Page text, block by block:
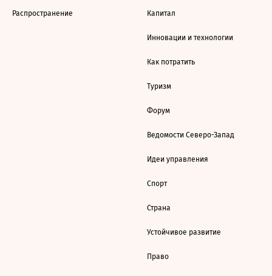
Распространение Капитал
Инновации и технологии
Как потратить
Туризм
Форум
Ведомости Северо-Запад
Идеи управления
Спорт
Страна
Устойчивое развитие
Право